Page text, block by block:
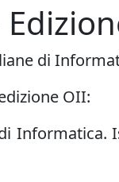
di
OII:
Informatica.